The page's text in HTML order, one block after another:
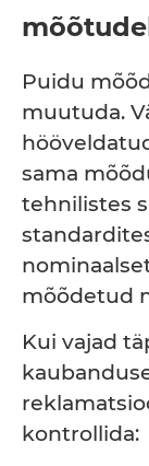
Puidu
muutuda.
sama
tehnilistes
mõõdetud
Kui vajad
kontrollida: